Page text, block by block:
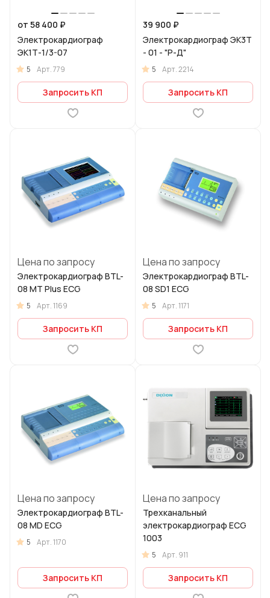
от 58 400 ₽
Электрокардиограф
ЭК1Т-1/3-07
5 Арт.779
Запросить КП
39 900 ₽
Электрокардиограф ЭК3Т
- 01 - "Р-Д"
5 Арт.2214
Запросить КП
Цена по запросу
Электрокардиограф BTL-
08 MT Plus ECG
5 Арт.1169
Запросить КП
Цена по запросу
Электрокардиограф BTL-
08 SD1 ECG
5 Арт.1171
Запросить КП
Цена по запросу
Электрокардиограф BTL-
08 MD ECG
5 Арт.1170
Запросить КП
Цена по запросу
Трехканальный
электрокардиограф ECG
1003
5 Арт. 911
Запросить КП